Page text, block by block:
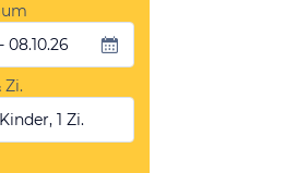
08.10.26
Zi.
1 Zi.